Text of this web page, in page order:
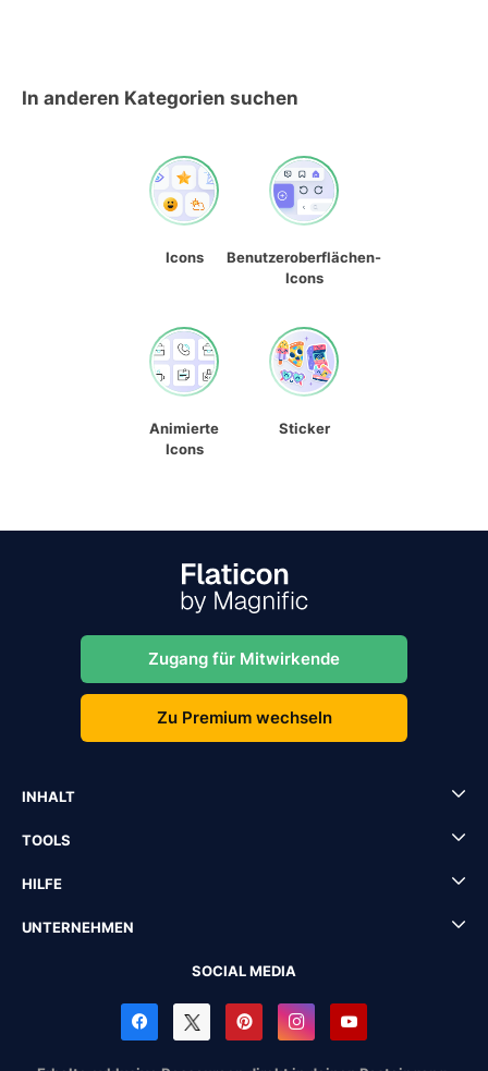
In anderen Kategorien suchen
Icons
Benutzeroberflächen-
Icons
Animierte
Icons
Sticker
Zugang für Mitwirkende
Zu Premium wechseln
INHALT
TOOLS
HILFE
UNTERNEHMEN
SOCIAL MEDIA